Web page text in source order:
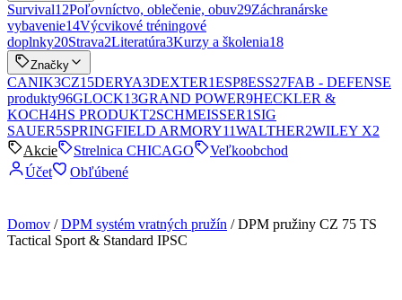
Survival12Poľovníctvo, oblečenie, obuv29Záchranárske
vybavenie14Výcvikové tréningové
doplnky20Strava2Literatúra3Kurzy a školenia18
Značky
CANIK3CZ15DERYA3DEXTER1ESP8ESS27FAB - DEFENSE
produkty96GLOCK13GRAND POWER9HECKLER &
KOCH4HS PRODUKT2SCHMEISSER1 SIG
SAUER5SPRINGFIELD ARMORY11WALTHER2WILEY X2
Akcie
Strelnica CHICAGO
Veľkoobchod
Účet
Obľúbené
Domov /DPM systém vratných pružín / DPM pružiny CZ 75 TS
Tactical Sport & Standard IPSC